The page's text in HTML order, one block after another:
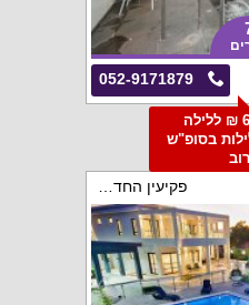
052-9171879
החל מ6666 ₪ ללילה
3 לילות בסופ"ש